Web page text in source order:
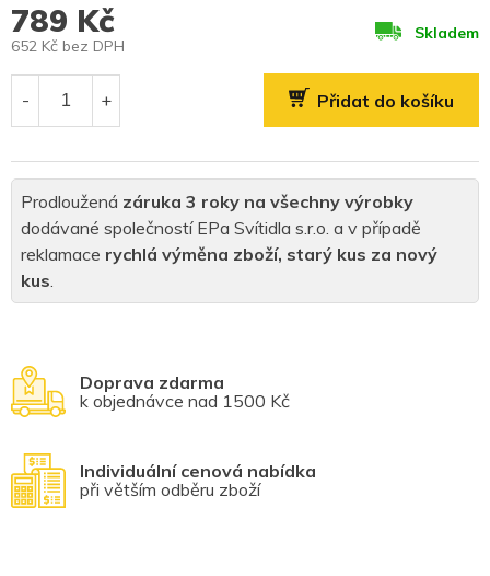
Doprava zdarma
k objednávce nad 1500 Kč
Individuální cenová nabídka
při větším odběru zboží
Prodloužená záruka 3 roky na všechny výrobky
dodávané společností EPa Svítidla s.r.o. a v případě
reklamace rychlá výměna zboží, starý kus za nový
kus.
789 Kč
652 Kč bez DPH
Skladem
Přidat do košíku